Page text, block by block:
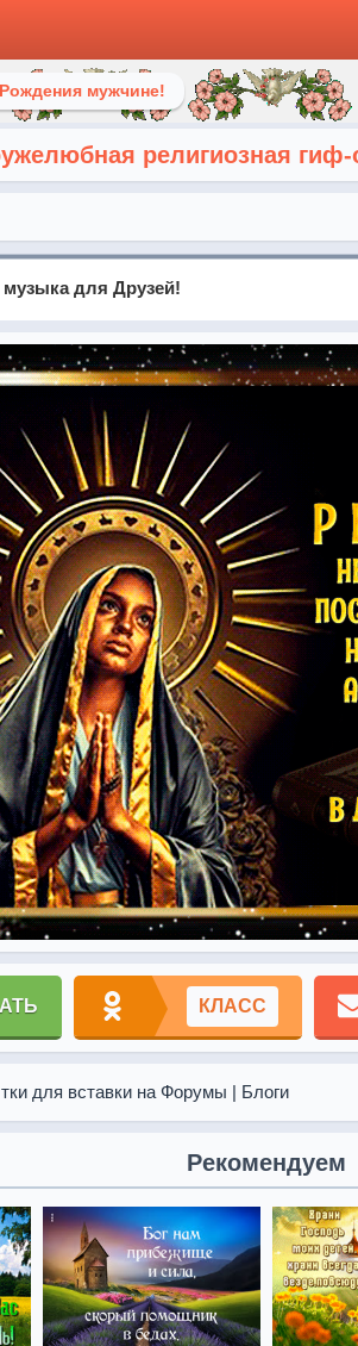
мужчине!
религиозная гиф-
для Друзей!
КЛАСС
для вставки на Форумы | Блоги
Рекомендуем